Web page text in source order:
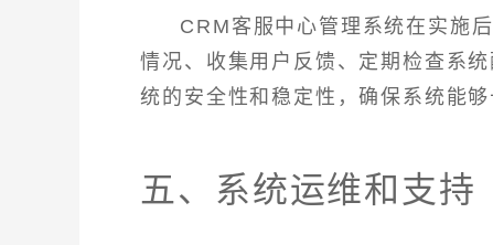
CRM客服中心管理系统在实施
情况、收集用户反馈、定期检查系
统的安全性和稳定性，确保系统能够
五、系统运维和支持